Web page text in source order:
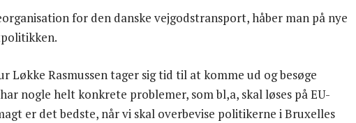
for den danske vejgodstransport, håber man på nye
Løkke Rasmussen tager sig tid til at komme ud og besøge
nogle helt konkrete problemer, som bl,a, skal løses på EU-
er det bedste, når vi skal overbevise politikerne i Bruxelles